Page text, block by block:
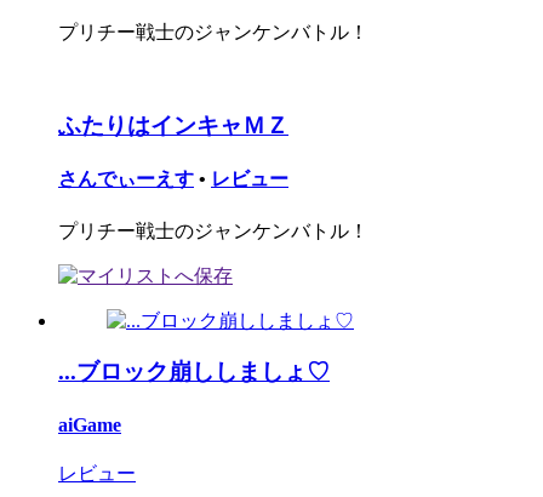
プリチー戦士のジャンケンバトル！
ふたりはインキャＭＺ
さんでぃーえす • レビュー
プリチー戦士のジャンケンバトル！
...ブロック崩ししましょ♡
aiGame
レビュー